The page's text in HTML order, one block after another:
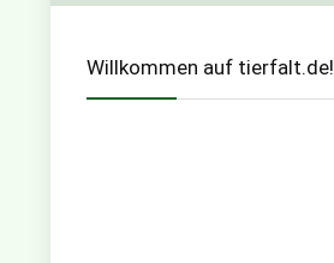
Willkommen auf tierfalt.de!